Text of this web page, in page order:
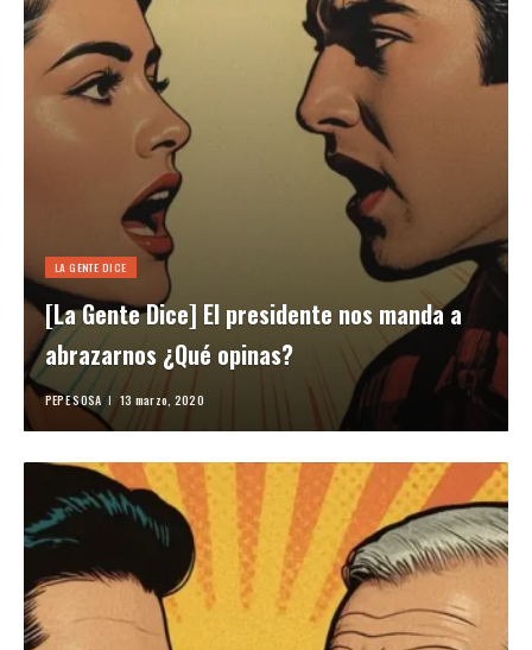
LA GENTE DICE
[La Gente Dice] El presidente nos manda a
abrazarnos ¿Qué opinas?
PEPE SOSA 13 marzo, 2020